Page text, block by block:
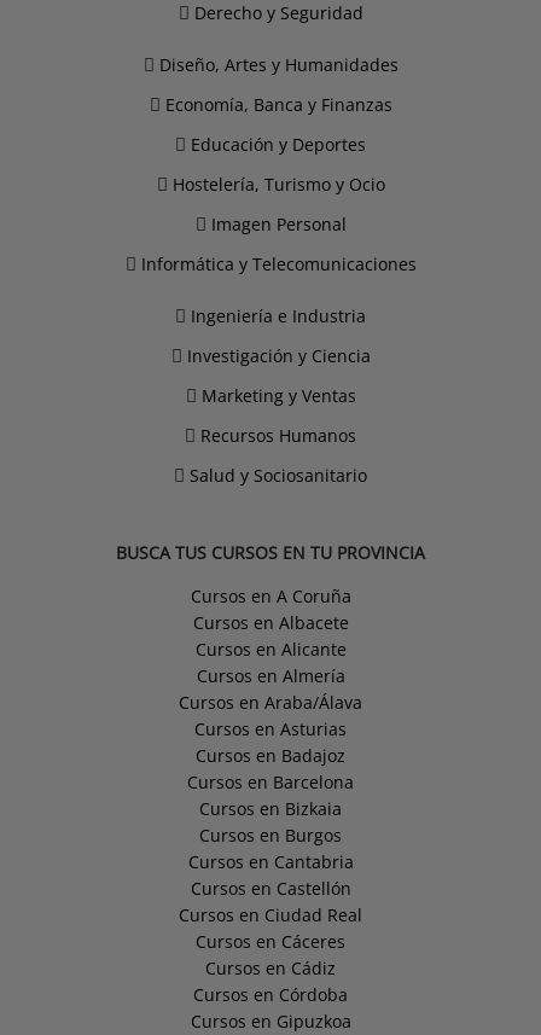
Derecho y Seguridad
Diseño, Artes y Humanidades
Economía, Banca y Finanzas
Educación y Deportes
Hostelería, Turismo y Ocio
Imagen Personal
Informática y Telecomunicaciones
Ingeniería e Industria
Investigación y Ciencia
Marketing y Ventas
Recursos Humanos
Salud y Sociosanitario
BUSCA TUS CURSOS EN TU PROVINCIA
Cursos en A Coruña
Cursos en Albacete
Cursos en Alicante
Cursos en Almería
Cursos en Araba/Álava
Cursos en Asturias
Cursos en Badajoz
Cursos en Barcelona
Cursos en Bizkaia
Cursos en Burgos
Cursos en Cantabria
Cursos en Castellón
Cursos en Ciudad Real
Cursos en Cáceres
Cursos en Cádiz
Cursos en Córdoba
Cursos en Gipuzkoa